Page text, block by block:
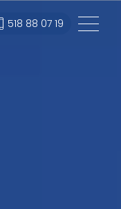
518 88 07 19